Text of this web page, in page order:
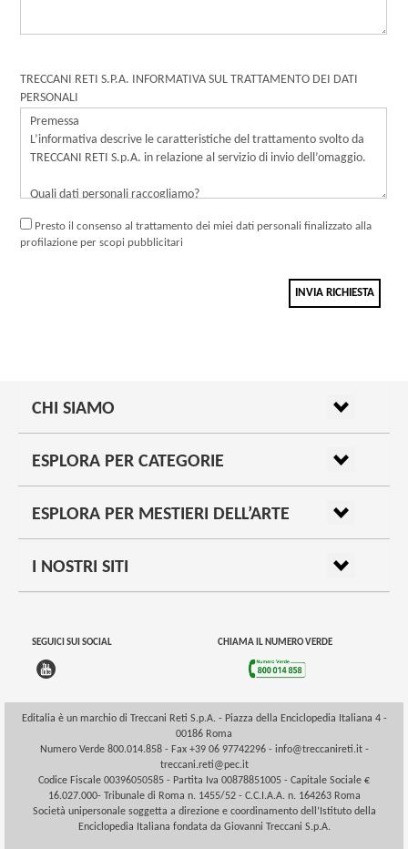
TRECCANI RETI S.P.A. INFORMATIVA SUL TRATTAMENTO DEI DATI
PERSONALI
Presto il consenso al trattamento dei miei dati personali finalizzato alla
profilazione per scopi pubblicitari
INVIA RICHIESTA
CHI SIAMO
ESPLORA PER CATEGORIE
ESPLORA PER MESTIERI DELL’ARTE
I NOSTRI SITI
SEGUICI SUI SOCIAL CHIAMA IL NUMERO VERDE
Editalia è un marchio di Treccani Reti S.p.A. - Piazza della Enciclopedia Italiana 4 -
00186 Roma
Numero Verde 800.014.858 - Fax +39 06 97742296 - info@treccanireti.it-
treccani.reti@pec.it
Codice Fiscale 00396050585 - Partita Iva 00878851005 - Capitale Sociale €
16.027.000- Tribunale di Roma n. 1455/52 - C.C.I.A.A. n. 164263 Roma
Società unipersonale soggetta a direzione e coordinamento dell’Istituto della
Enciclopedia Italiana fondata da Giovanni Treccani S.p.A.